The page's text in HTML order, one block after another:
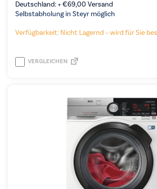
Deutschland: +€69,00 Versand
Selbstabholung in Steyr möglich
Verfügbarkeit: Nicht Lagernd – wird für Sie
VERGLEICHEN